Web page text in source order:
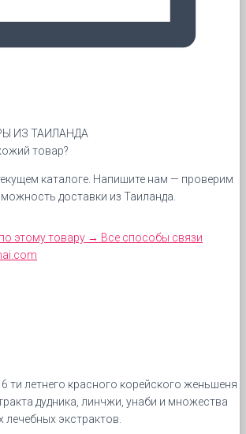
ИЗ ТАИЛАНДА
товар?
каталоге. Напишите нам — проверим
доставки из Таиланда.
этому товару → Все способы связи
ти летнего красного корейского женьшеня
дудника, линчжи, унаби и множества
лечебных экстрактов.